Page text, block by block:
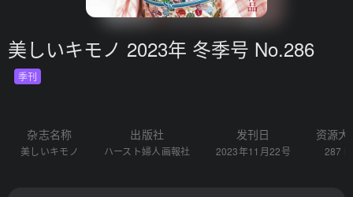
美しいキモノ 2023年 冬季号 No.286
季刊
杂志名称
美しいキモノ
出版社
ハースト婦人画報社
发刊日
2023年11月22号
资源大
287 M